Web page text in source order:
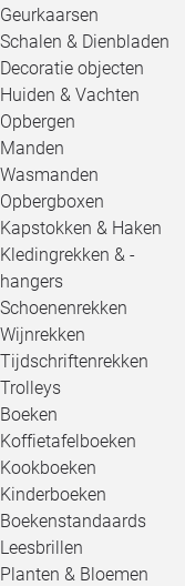
Geurkaarsen
Schalen & Dienbladen
Decoratie objecten
Huiden & Vachten
Opbergen
Manden
Wasmanden
Opbergboxen
Kapstokken & Haken
Kledingrekken & -
hangers
Schoenenrekken
Wijnrekken
Tijdschriftenrekken
Trolleys
Boeken
Koffietafelboeken
Kookboeken
Kinderboeken
Boekenstandaards
Leesbrillen
Planten & Bloemen